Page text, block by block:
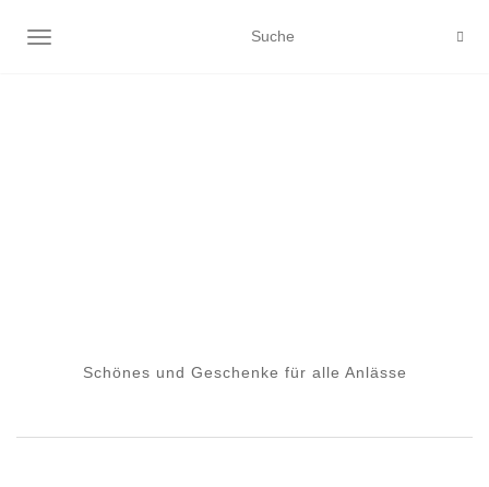
NAVIGATION EIN-/AUSSCHALTEN
Schönes und Geschenke für alle Anlässe